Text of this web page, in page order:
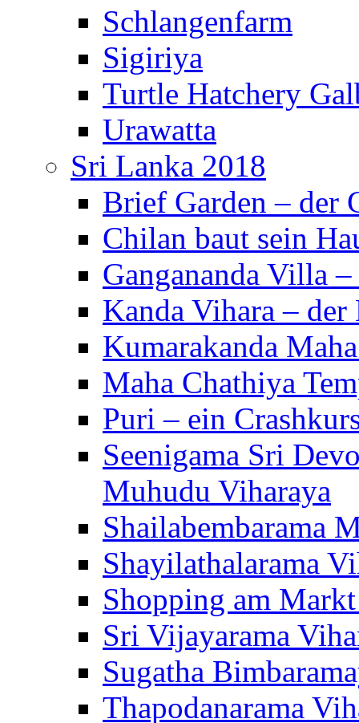
Schlangenfarm
Sigiriya
Turtle Hatchery
Urawatta
Sri Lanka 2018
Brief Garden – der
Chilan baut sein
Gangananda Villa
Kanda Vihara –
Kumarakanda
Maha Chathiya
Puri – ein
Seenigama Sri
Muhudu Viharaya
Shailabembarama
Shayilathalarama
Shopping am
Sri Vijayarama
Sugatha
Thapodanarama